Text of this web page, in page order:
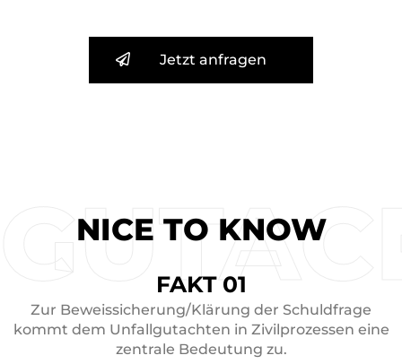
Jetzt anfragen
NICE TO KNOW
FAKT 01
Zur Beweissicherung/Klärung der Schuldfrage
kommt dem Unfallgutachten in Zivilprozessen eine
zentrale Bedeutung zu.